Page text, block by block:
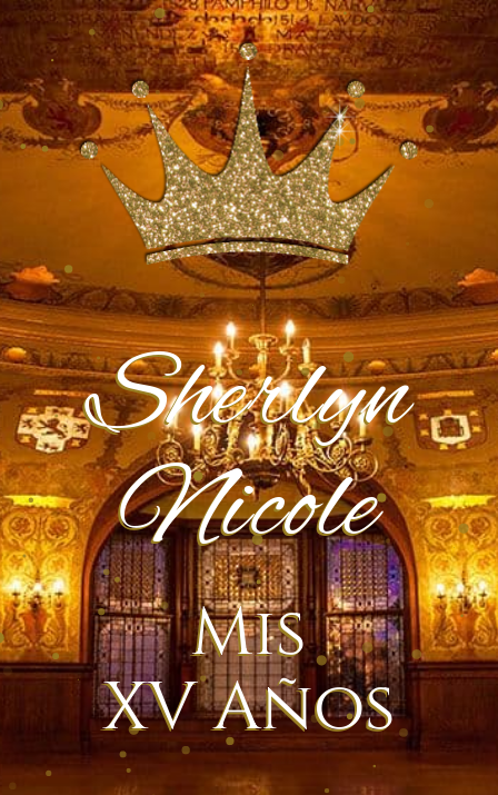
Sherlyn
Nicole
Mis
XV Años